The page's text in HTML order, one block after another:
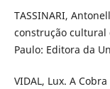
TASSINARI,
construção cultural
Paulo: Editora da
VIDAL, Lux. A